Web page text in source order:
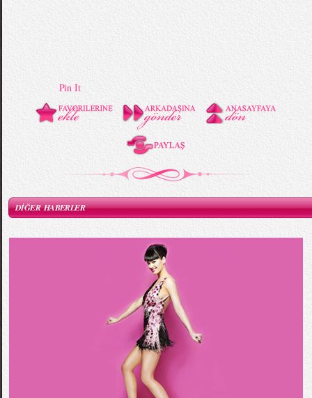
Pin It
DİĞER HABERLER